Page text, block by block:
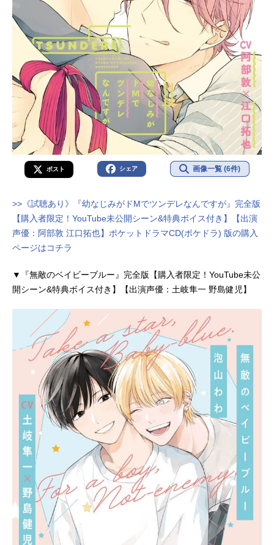
ポスト シェア 画像一覧 (6件)
>>《試聴あり》『幼なじみがドMでツンデレなんですが』完全版
【購入者限定！YouTube未公開シーン&特典ボイス付き】【出演
声優：阿部敦 江口拓也】ポケットドラマCD(ポケドラ) 版の購入
ページはコチラ
▼『無敵のベイビーブルー』完全版【購入者限定！YouTube未公
開シーン&特典ボイス付き】【出演声優：土岐隼一 野島健児】